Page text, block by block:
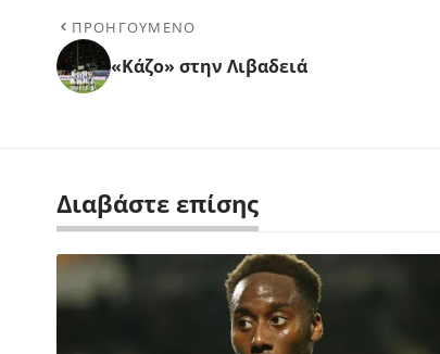
ΠΡΟΗΓΟΥΜΕΝΟ
«Κάζο» στην Λιβαδειά
Διαβάστε επίσης